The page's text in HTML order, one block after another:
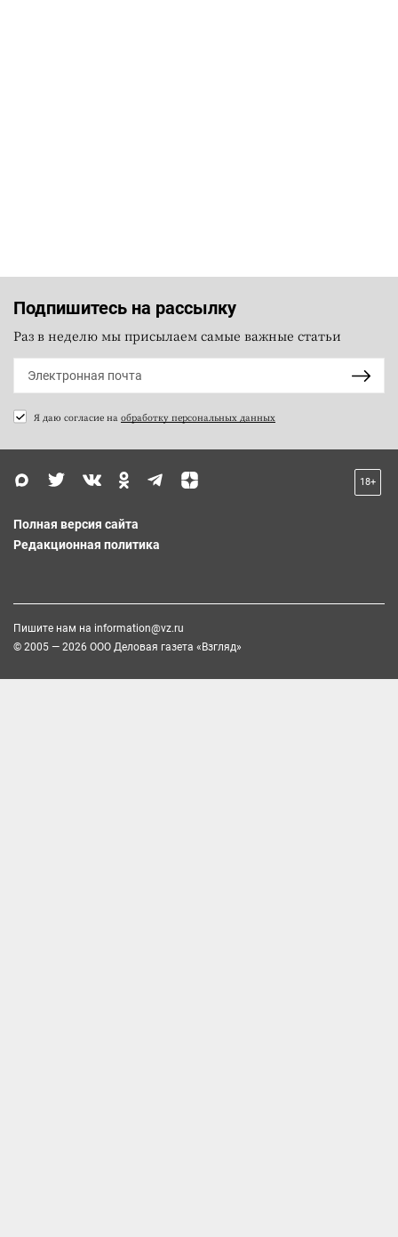
Подпишитесь на рассылку
Раз в неделю мы присылаем самые важные статьи
Я даю согласие на обработку персональных данных
18+
Полная версия сайта
Редакционная политика
Пишите нам на information@vz.ru
© 2005 — 2026 ООО Деловая газета «Взгляд»